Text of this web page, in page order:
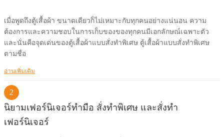
เมื่อพูดถึงตู้เสื้อผ้า ขนาดเดียวก็ไม่เหมาะกับทุกคนอย่างแน่นอน ความ
ต้องการและความชอบในการเก็บของของทุกคนมีเอกลักษณ์เฉพาะตัว
และนั่นคือจุดเด่นของตู้เสื้อผ้าแบบสั่งทำพิเศษ ตู้เสื้อผ้าแบบสั่งทำพิเศษ
ตามชื่อ
อ่านเพิ่มเติม
2
นิยามเฟอร์นิเจอร์ทำมือ สั่งทำพิเศษ และสั่งทำ
เฟอร์นิเจอร์